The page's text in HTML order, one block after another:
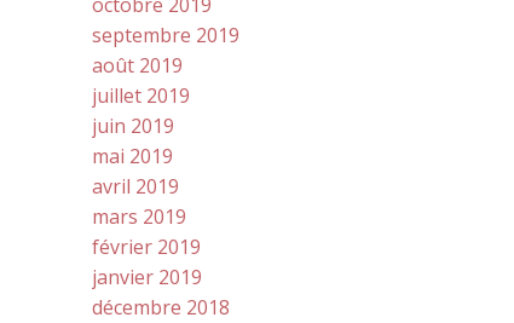
septembre 2019
août 2019
juillet 2019
juin 2019
mai 2019
avril 2019
mars 2019
février 2019
janvier 2019
décembre 2018